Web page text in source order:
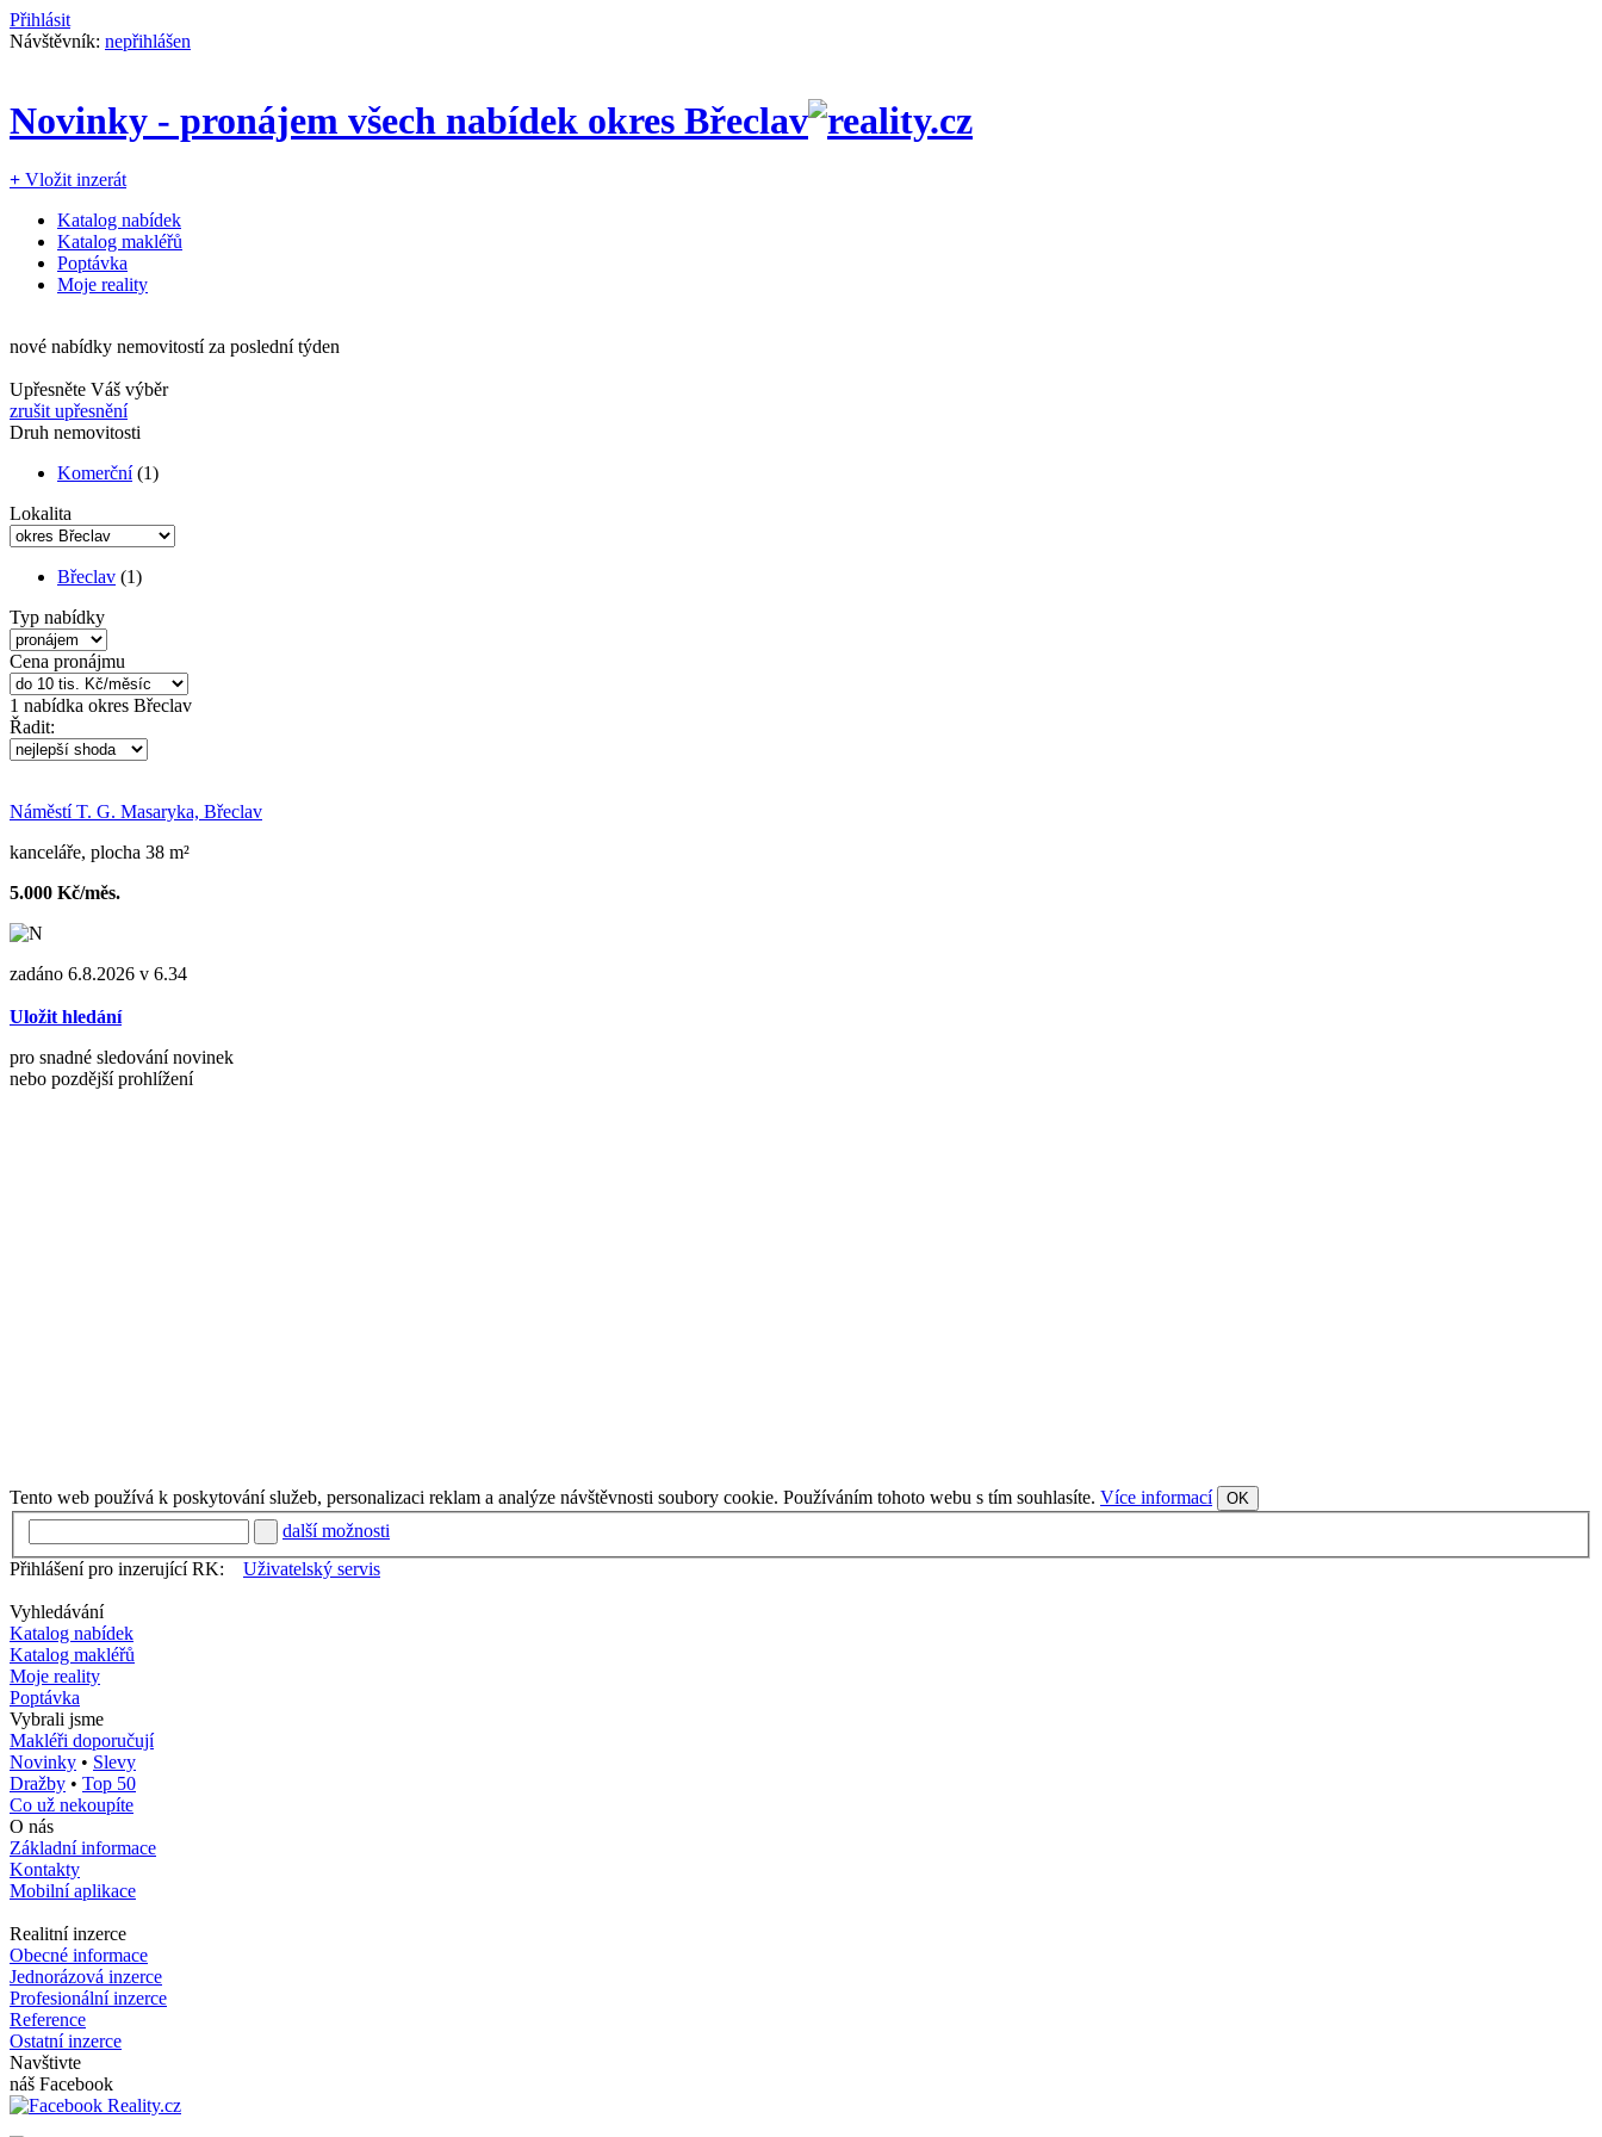
Přihlásit
Návštěvník: nepřihlášen
Novinky - pronájem všech nabídek okres Břeclav
+ Vložit inzerát
Katalog nabídek
Katalog makléřů
Poptávka
Moje reality
nové nabídky nemovitostí za poslední týden
Upřesněte Váš výběr
zrušit upřesnění
Druh nemovitosti
Komerční(1)
Lokalita
Břeclav (1)
Typ nabídky
Cena pronájmu
1 nabídka okres Břeclav
Řadit:
Náměstí T. G. Masaryka, Břeclav
kanceláře, plocha 38 m²
5.000 Kč/měs.
zadáno 6.8.2026 v 6.34
Uložit hledání
pro snadné sledování novinek
nebo pozdější prohlížení
Tento web používá k poskytování služeb, personalizaci reklam a analýze návštěvnosti soubory cookie. Používáním tohoto webu s tím souhlasíte. Více informací OK
další možnosti
Přihlášení pro inzerující RK:
Uživatelský servis
Vyhledávání
Katalog nabídek
Katalog makléřů
Moje reality
Poptávka
Vybrali jsme
Makléři doporučují
Novinky • Slevy
Dražby • Top 50
Co už nekoupíte
O nás
Základní informace
Kontakty
Mobilní aplikace
Realitní inzerce
Obecné informace
Jednorázová inzerce
Profesionální inzerce
Reference
Ostatní inzerce
Navštivte
náš Facebook